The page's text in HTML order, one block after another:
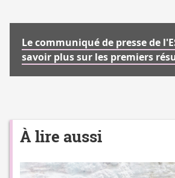
Le communiqué de presse de
savoir plus sur les premiers
À lire aussi